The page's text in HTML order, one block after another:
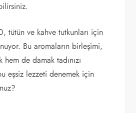
tütün ve kahve tutkunları için
Bu aromaların birleşimi,
de damak tadınızı
eşsiz lezzeti denemek için